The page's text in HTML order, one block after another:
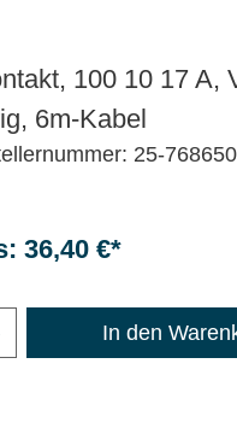
100 10 17 A,
6m-Kabel
25-768650
36,40 €*
1200
In den